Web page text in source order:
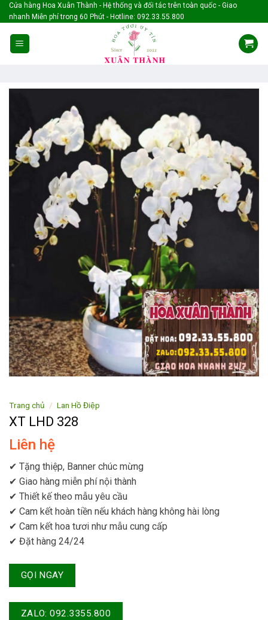
Skip
to
content
Cửa hàng Hoa Xuân Thành - Hệ thống và đối tác trên toàn quốc - Giao
nhanh Miễn phí trong 60 Phút - Hotline: 092.33.55.800
Trang chủ / Lan Hồ Điệp
XT LHD 328
Liên hệ
✔ Tặng thiệp, Banner chúc mừng
✔ Giao hàng miễn phí nội thành
✔ Thiết kế theo mẫu yêu cầu
✔ Cam kết hoàn tiền nếu khách hàng không hài lòng
✔ Cam kết hoa tươi như mẫu cung cấp
✔ Đặt hàng 24/24
GỌI NGAY
ZALO: 092.3355.800